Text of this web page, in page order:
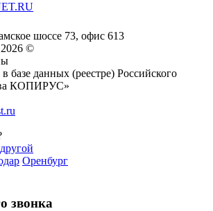
шоссе 73, офис 613
©
базе данных (реестре) Российского
КОПИРУС»
Оренбург
звонка